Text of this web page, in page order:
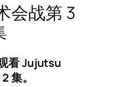
会战第 3
看 Jujutsu
集。